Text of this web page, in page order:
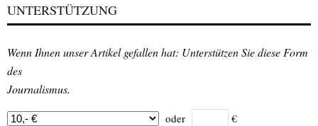
UNTERSTÜTZUNG
Wenn Ihnen unser Artikel gefallen hat: Unterstützen Sie diese Form
des
Journalismus.
oder €